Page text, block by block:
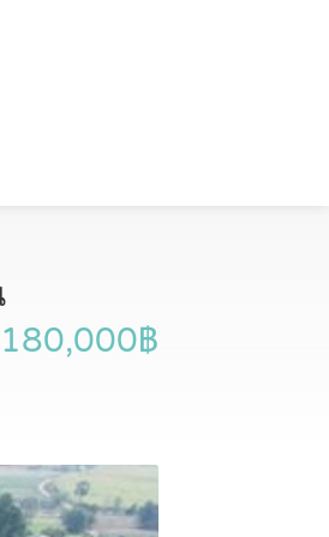
180,000฿